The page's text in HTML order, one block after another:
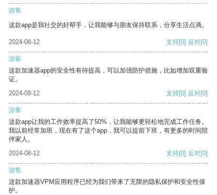
游客
这款app是我社交的好帮手，让我能够与朋友保持联系，分享生活点滴。
2024-08-12 支持[0] 反对[0]
游客
这款加速器app的安全性有待提高，可以加强防护措施，比如增加双重验
证。
2024-08-12
支持[0] 反对[0]
游客
这款app让我的工作效率提高了50%，让我能够更轻松地完成工作任务。
我以前经常加班，现在有了这个app，我可以提前下班，有更多的时间陪
伴家人。
2024-08-12
支持[0] 反对[0]
游客
这款加速器VPM应用程序已经为我们带来了无限的隐私保护和安全性保
护。